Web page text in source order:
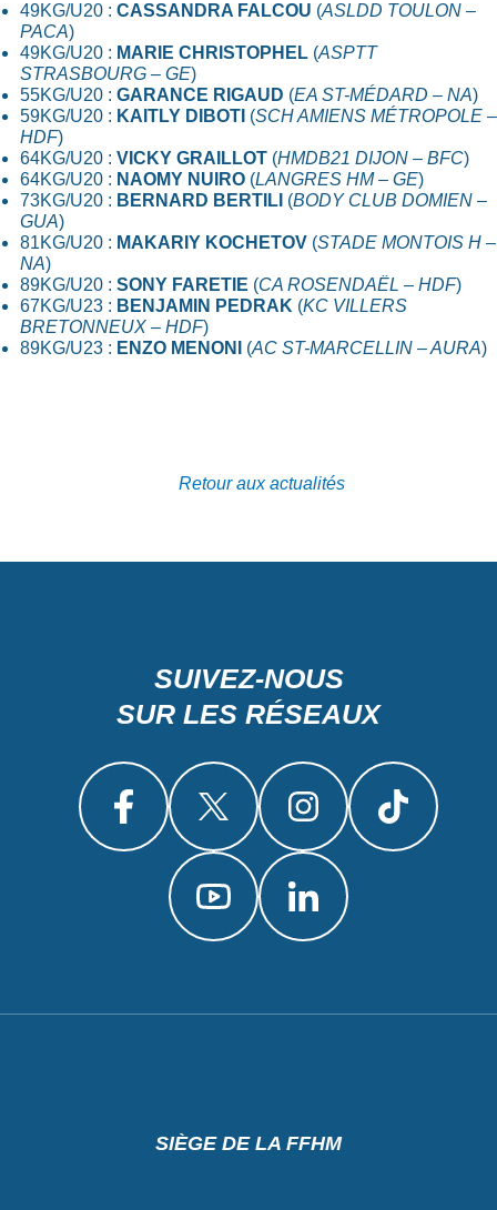
49KG/U20 : CASSANDRA FALCOU (ASLDD TOULON –
PACA)
49KG/U20 : MARIE CHRISTOPHEL (ASPTT
STRASBOURG – GE)
55KG/U20 : GARANCE RIGAUD (EA ST-MÉDARD – NA)
59KG/U20 : KAITLY DIBOTI (SCH AMIENS MÉTROPOLE –
HDF)
64KG/U20 : VICKY GRAILLOT (HMDB21 DIJON – BFC)
64KG/U20 : NAOMY NUIRO (LANGRES HM – GE)
73KG/U20 : BERNARD BERTILI (BODY CLUB DOMIEN –
GUA)
81KG/U20 : MAKARIY KOCHETOV (STADE MONTOIS H –
NA)
89KG/U20 : SONY FARETIE (CA ROSENDAËL – HDF)
67KG/U23 : BENJAMIN PEDRAK (KC VILLERS
BRETONNEUX – HDF)
89KG/U23 : ENZO MENONI (AC ST-MARCELLIN – AURA)
Retour aux actualités
SUIVEZ-NOUS
SUR LES RÉSEAUX
SIÈGE DE LA FFHM